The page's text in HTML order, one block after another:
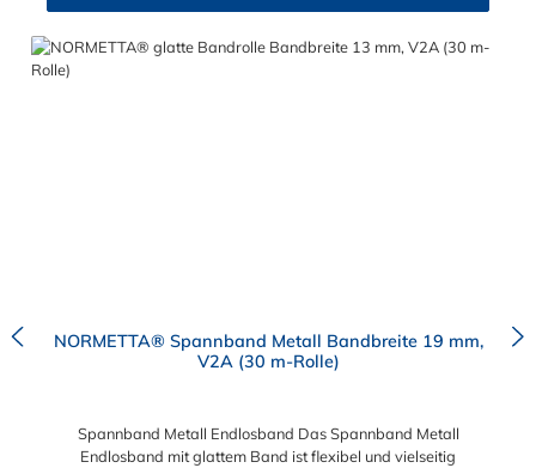
Bandbreite möglich!
NORMETTA® Spannband Metall Bandbreite 19 mm,
V2A (30 m-Rolle)
Spannband Metall Endlosband Das Spannband Metall
Endlosband mit glattem Band ist flexibel und vielseitig